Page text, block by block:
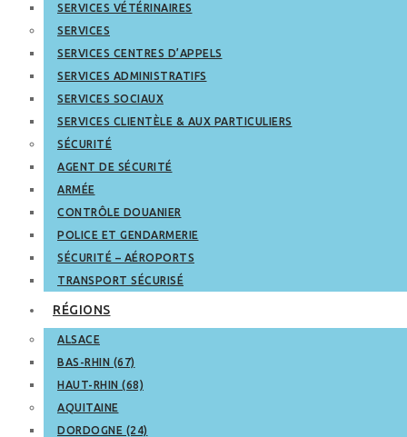
SERVICES VÉTÉRINAIRES
SERVICES
SERVICES CENTRES D’APPELS
SERVICES ADMINISTRATIFS
SERVICES SOCIAUX
SERVICES CLIENTÈLE & AUX PARTICULIERS
SÉCURITÉ
AGENT DE SÉCURITÉ
ARMÉE
CONTRÔLE DOUANIER
POLICE ET GENDARMERIE
SÉCURITÉ – AÉROPORTS
TRANSPORT SÉCURISÉ
RÉGIONS
ALSACE
BAS-RHIN (67)
HAUT-RHIN (68)
AQUITAINE
DORDOGNE (24)